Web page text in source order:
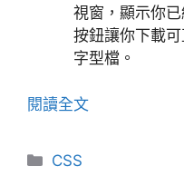
視窗，顯示你
按鈕讓你下載
字型檔。
閱讀全文
分
CSS